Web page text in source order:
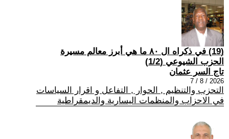
(19) في ذكراه ال ٨٠ ما هي أبرز معالم مسيرة
الحزب الشيوعي (1/2)
تاج السر عثمان
2026 / 8 / 7
التحزب والتنظيم , الحوار , التفاعل و اقرار السياسات
في الاحزاب والمنظمات اليسارية والديمقراطية